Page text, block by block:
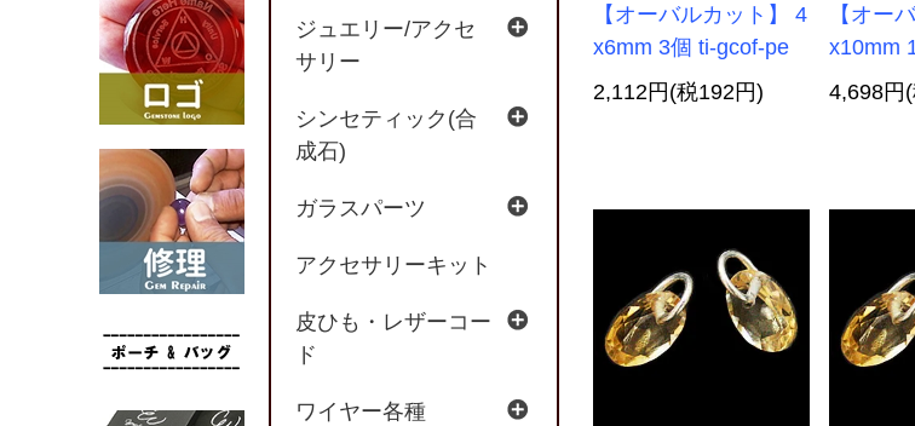
【オーバルカット】 4
x6mm 3個 ti-gcof-pe
2,112円(税192円)
【オー
x10mm
4,698円
ジュエリー/アクセ
サリー
シンセティック(合
成石)
ガラスパーツ
アクセサリーキット
皮ひも・レザーコー
ド
ワイヤー各種